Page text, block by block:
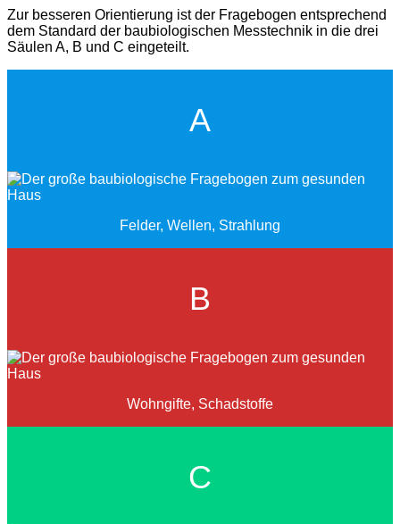
Zur besseren Orientierung ist der Fragebogen entsprechend
dem Standard der baubiologischen Messtechnik in die drei
Säulen A, B und C eingeteilt.
A
Felder, Wellen, Strahlung
B
Wohngifte, Schadstoffe
C